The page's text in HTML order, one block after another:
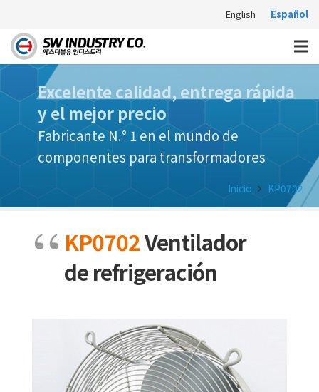
English Español
Excelente calidad, entrega rápida
y el mejor precio
Fabricante N.° 1 en el mundo de
componentes para transformadores
Inicio KP0702
KP0702Ventilador
de refrigeración